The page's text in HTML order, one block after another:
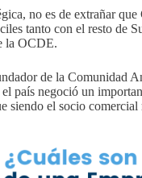
no es de extrañar
tanto con el resto de
la OCDE.
de la Comunidad
país negoció un
siendo el socio